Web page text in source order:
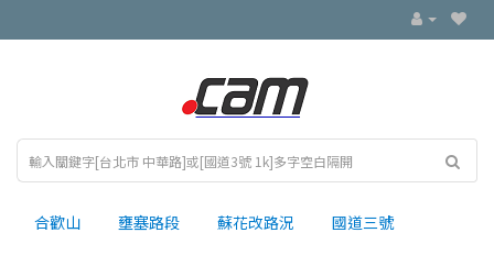
合歡山 壅塞路段 蘇花改路況 國道三號